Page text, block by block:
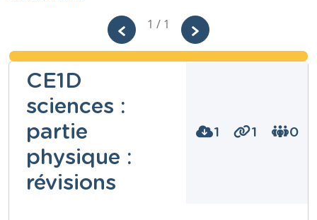
1 / 1
CE1D
sciences :
partie
physique :
révisions
1 1 0